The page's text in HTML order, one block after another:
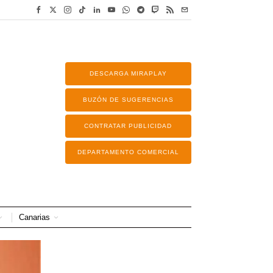
DESCARGA MIRAPLAY
BUZÓN DE SUGERENCIAS
CONTRATAR PUBLICIDAD
DEPARTAMENTO COMERCIAL
Canarias